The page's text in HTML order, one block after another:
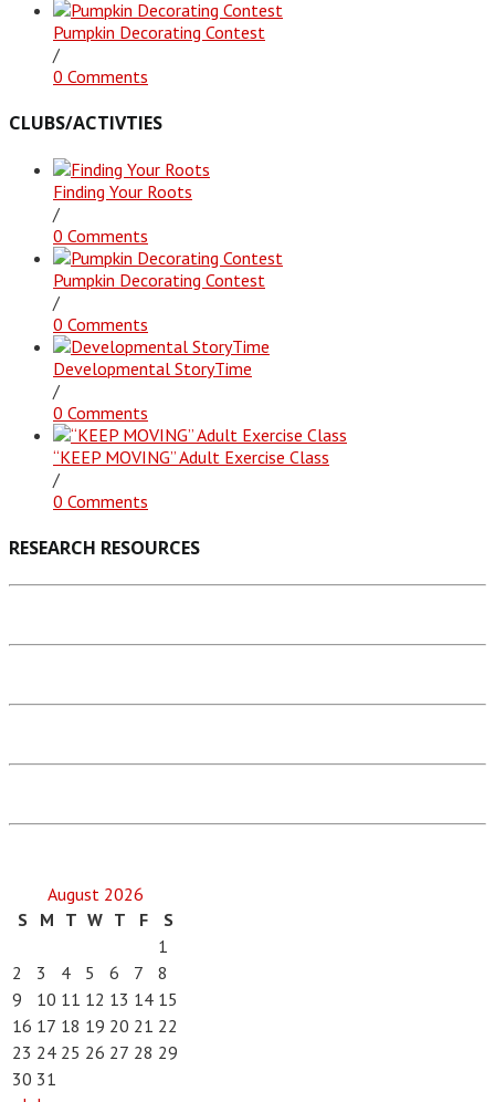
Pumpkin Decorating Contest
/
0 Comments
CLUBS/ACTIVTIES
Finding Your Roots
/
0 Comments
Pumpkin Decorating Contest
/
0 Comments
Developmental StoryTime
/
0 Comments
“KEEP MOVING” Adult Exercise Class
/
0 Comments
RESEARCH RESOURCES
August 2026
S
M T W T F
S
1
2
3 4 5 6 7
8
9
10 11 12 13 14 15
16 17 18 19 20 21 22
23 24 25 26 27 28 29
30 31